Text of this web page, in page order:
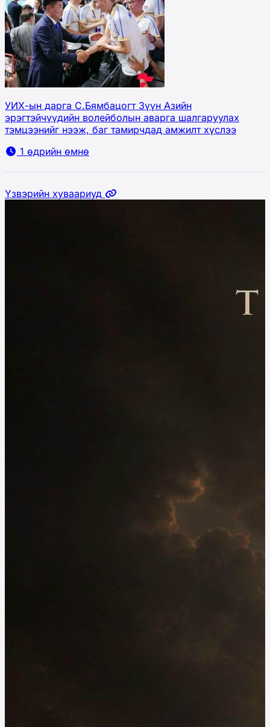
УИХ-ын дарга С.Бямбацогт Зүүн Азийн
эрэгтэйчүүдийн волейболын аварга шалгаруулах
тэмцээнийг нээж, баг тамирчдад амжилт хүслээ
1 өдрийн өмнө
Үзвэрийн хуваариуд